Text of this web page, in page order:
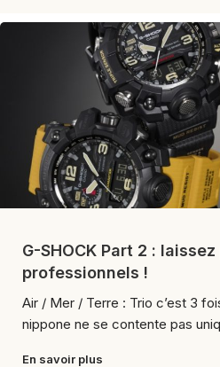
G-SHOCK Part 2 :
professionnels !
Air / Mer / Terre : Trio c’est 3
nippone ne se contente pas
En savoir plus